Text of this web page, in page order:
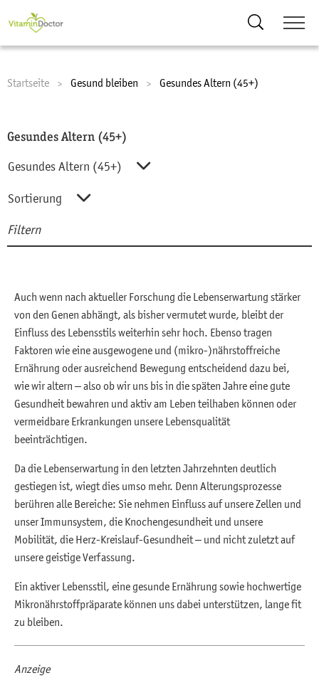
Startseite Current:
Gesund bleiben Current:
Gesundes Altern (45+)
Gesundes Altern (45+)
Gesundes Altern (45+)
Alle Nährstoffe
Abnehmen
Gesundes Altern (45+)
Kinder
Kinderwunsch
Krebsvorbeugung
Reisen
Schwangerschaft
Sport
Sortierung
Sortierung
Filtern
Auch wenn nach aktueller Forschung die Lebenserwartung stärker
von den Genen abhängt, als bisher vermutet wurde, bleibt der
Einfluss des Lebensstils weiterhin sehr hoch. Ebenso tragen
Faktoren wie eine ausgewogene und (mikro-)nährstoffreiche
Ernährung oder ausreichend Bewegung entscheidend dazu bei,
wie wir altern – also ob wir uns bis in die späten Jahre eine gute
Gesundheit bewahren und aktiv am Leben teilhaben können oder
vermeidbare Erkrankungen unsere Lebensqualität
beeinträchtigen.
Da die Lebenserwartung in den letzten Jahrzehnten deutlich
gestiegen ist, wiegt dies umso mehr. Denn Alterungsprozesse
berühren alle Bereiche: Sie nehmen Einfluss auf unsere Zellen und
unser Immunsystem, die Knochengesundheit und unsere
Mobilität, die Herz-Kreislauf-Gesundheit – und nicht zuletzt auf
unsere geistige Verfassung.
Ein aktiver Lebensstil, eine gesunde Ernährung sowie hochwertige
Mikronährstoffpräparate können uns dabei unterstützen, lange fit
zu bleiben.
Anzeige